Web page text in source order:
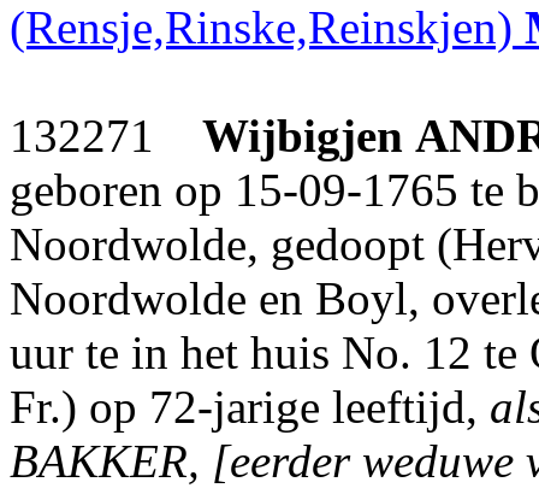
(Rensje,Rinske,Reinskjen)
132271 Wijbigjen
geboren op 15-09-1765 te
Noordwolde, gedoopt
Noordwolde en Boyl,
uur te in het huis No. 12 te
Fr.) op 72-jarige leeftijd,
BAKKER, [eerder weduwe